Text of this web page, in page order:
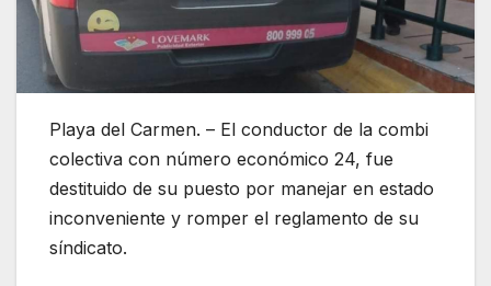
Playa del Carmen. – El conductor de la combi
colectiva con número económico 24, fue
destituido de su puesto por manejar en estado
inconveniente y romper el reglamento de su
síndicato.